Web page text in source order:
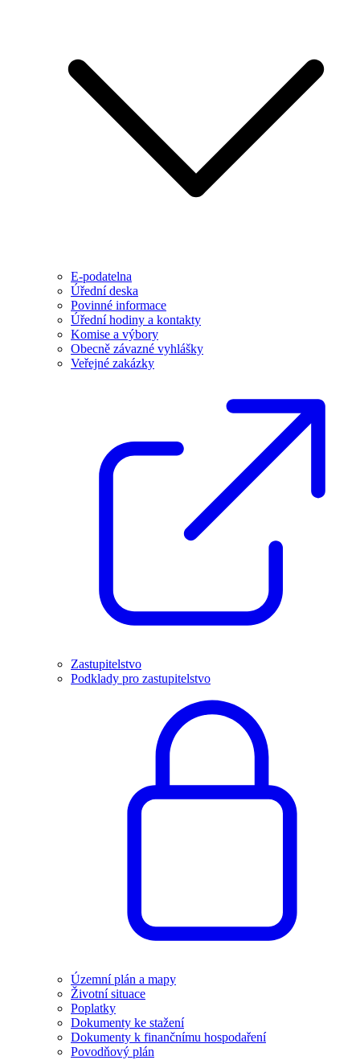
E-podatelna
Úřední deska
Povinné informace
Úřední hodiny a kontakty
Komise a výbory
Obecně závazné vyhlášky
Veřejné zakázky
Zastupitelstvo
Podklady pro zastupitelstvo
Územní plán a mapy
Životní situace
Poplatky
Dokumenty ke stažení
Dokumenty k finančnímu hospodaření
Povodňový plán